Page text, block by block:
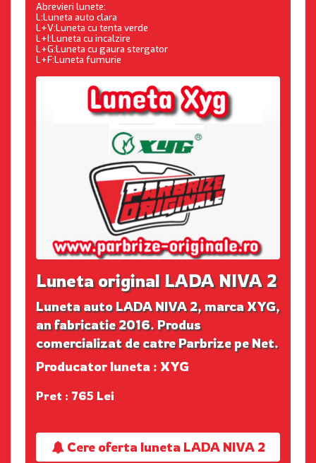
Abrevieri lunete:
L:Luneta auto clara
L+V:Luneta cu tenta verde
L+I:Luneta cu incalzire
L+G:Luneta cu gaura stergator
L+F:Luneta fumurie
Luneta original LADA NIVA 2
Luneta auto LADA NIVA 2, marca XYG,
an fabricatie 2016. Produs
comercializat de catre Parbrize pe Net.
Producator luneta : XYG
Pret : 765 Lei
Cere oferta luneta LADA NIVA 2